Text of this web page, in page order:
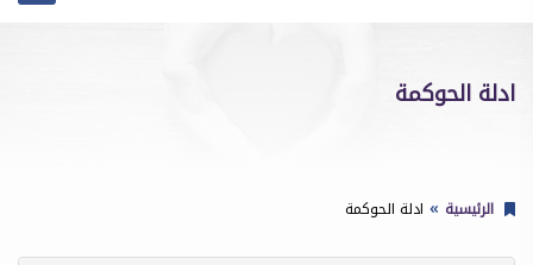
ادلة الحوكمة
الرئيسية ادلة الحوكمة